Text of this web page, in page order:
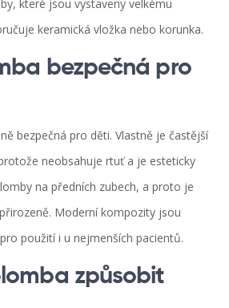
které jsou vystaveny velkému
keramická vložka nebo korunka.
bezpečná pro
bezpečná pro děti. Vlastně je častější
neobsahuje rtuť a je esteticky
na předních zubech, a proto je
Moderní kompozity jsou
použití i u nejmenších pacientů.
způsobit